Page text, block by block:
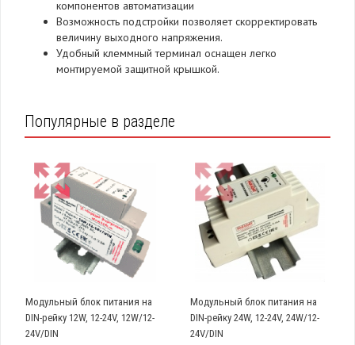
компонентов автоматизации
Возможность подстройки позволяет скорректировать
величину выходного напряжения.
Удобный клеммный терминал оснащен легко
монтируемой защитной крышкой.
Популярные в разделе
Модульный блок питания на
DIN-рейку 12W, 12-24V, 12W/12-
24V/DIN
Модульный блок питания на
DIN-рейку 24W, 12-24V, 24W/12-
24V/DIN